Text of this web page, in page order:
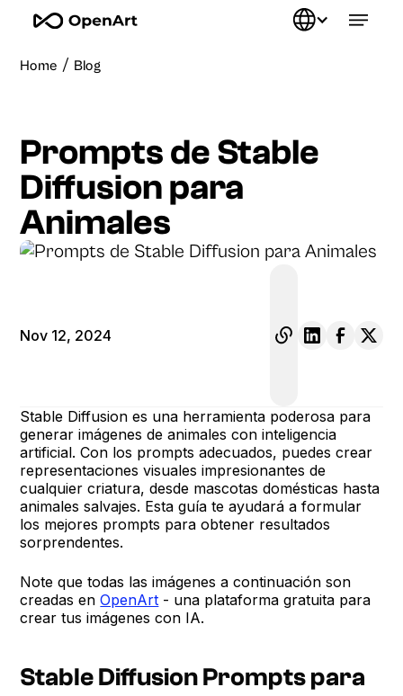
Home / Blog
Prompts de Stable
Diffusion para
Animales
Nov 12, 2024
Stable Diffusion es una herramienta poderosa para
generar imágenes de animales con inteligencia
artificial. Con los prompts adecuados, puedes crear
representaciones visuales impresionantes de
cualquier criatura, desde mascotas domésticas hasta
animales salvajes. Esta guía te ayudará a formular
los mejores prompts para obtener resultados
sorprendentes.
Note que todas las imágenes a continuación son
creadas enOpenArt - una plataforma gratuita para
crear tus imágenes con IA.
Stable Diffusion Prompts para